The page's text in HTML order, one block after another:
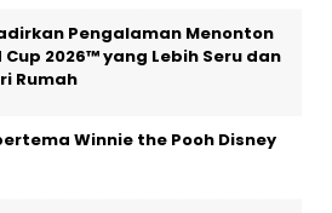
Pengalaman Menonton
Cup 2026™ yang Lebih Seru dan
Rumah
Winnie the Pooh Disney